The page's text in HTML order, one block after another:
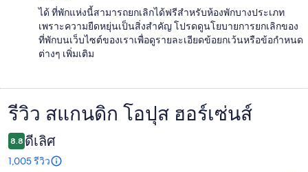
ได้ ที่พักแห่งนี้สามารถยกเลิกได้ฟรีสำหรับห้องพักบางประเภท
เพราะความยืดหยุ่นเป็นสิ่งสำคัญ โปรดดูนโยบายการยกเลิกของ
ที่พักบนเว็บไซต์ของเราเพื่อดูรายละเอียดข้อยกเว้นหรือข้อกำหนด
ต่างๆ เพิ่มเติม
รีวิว
รีวิว สแกนดิก โอปุส ฮอร์เซ่นส์
8.8 ดีเลิศ
1,005 รีวิว